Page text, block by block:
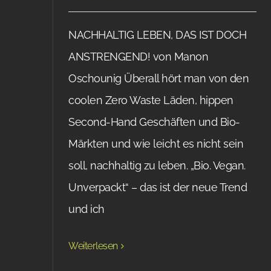
NACHHALTIG LEBEN, DAS IST DOCH
ANSTRENGEND! von Manon
Oschounig Überall hört man von den
coolen Zero Waste Läden, hippen
Second-Hand Geschäften und Bio-
Märkten und wie leicht es nicht sein
soll, nachhaltig zu leben. „Bio. Vegan.
Unverpackt“ – das ist der neue Trend
und ich
Weiterlesen